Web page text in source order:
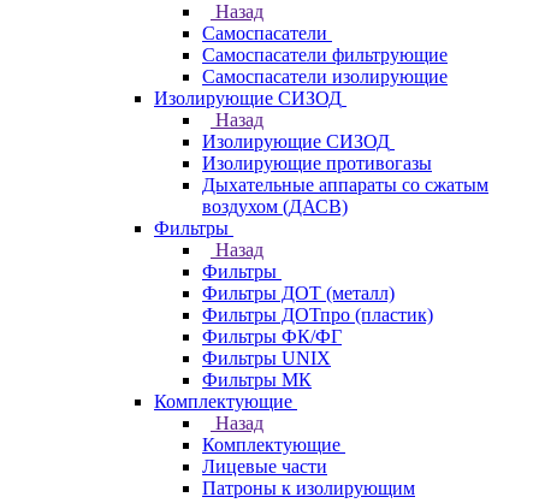
Назад
Самоспасатели
Самоспасатели фильтрующие
Самоспасатели изолирующие
Изолирующие СИЗОД
Назад
Изолирующие СИЗОД
Изолирующие противогазы
Дыхательные аппараты со сжатым
воздухом (ДАСВ)
Фильтры
Назад
Фильтры
Фильтры ДОТ (металл)
Фильтры ДОТпро (пластик)
Фильтры ФК/ФГ
Фильтры UNIX
Фильтры МК
Комплектующие
Назад
Комплектующие
Лицевые части
Патроны к изолирующим